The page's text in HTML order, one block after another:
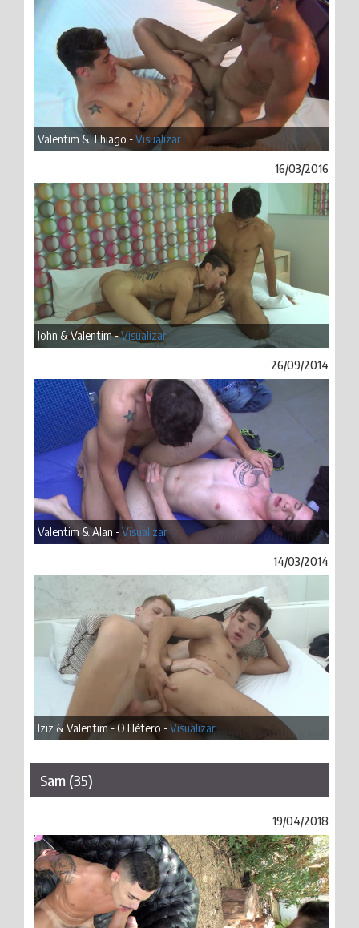
Valentim & Thiago -Visualizar
16/03/2016
John & Valentim -Visualizar
26/09/2014
Valentim & Alan -Visualizar
14/03/2014
Iziz & Valentim - O Hétero -Visualizar
Sam (35)
19/04/2018